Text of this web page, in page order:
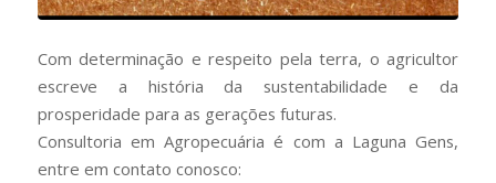
Com determinação e respeito pela terra, o agricultor
escreve a história da sustentabilidade e da
prosperidade para as gerações futuras.
Consultoria em Agropecuária é com a Laguna Gens,
entre em contato conosco: